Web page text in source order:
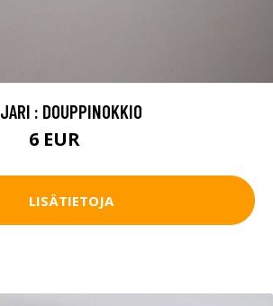
JARI : DOUPPINOKKIO
6 EUR
LISÄTIETOJA